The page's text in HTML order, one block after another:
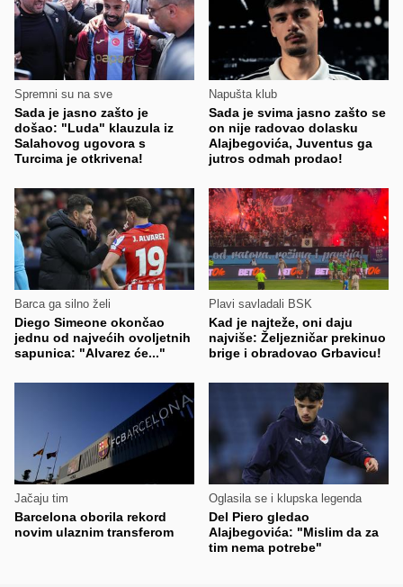
Spremni su na sve
Sada je jasno zašto je
došao: "Luda" klauzula iz
Salahovog ugovora s
Turcima je otkrivena!
Napušta klub
Sada je svima jasno zašto se
on nije radovao dolasku
Alajbegovića, Juventus ga
jutros odmah prodao!
Barca ga silno želi
Diego Simeone okončao
jednu od najvećih ovoljetnih
sapunica: "Alvarez će..."
Plavi savladali BSK
Kad je najteže, oni daju
najviše: Željezničar prekinuo
brige i obradovao Grbavicu!
Jačaju tim
Barcelona oborila rekord
novim ulaznim transferom
Oglasila se i klupska legenda
Del Piero gledao
Alajbegovića: "Mislim da za
tim nema potrebe"